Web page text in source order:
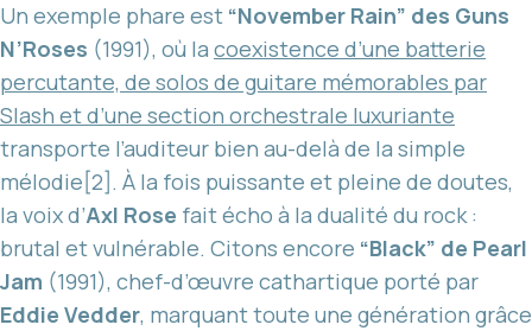
Un exemple phare est “November Rain” des Guns
N’Roses (1991), où la coexistence d’une batterie
percutante, de solos de guitare mémorables par
Slash et d’une section orchestrale luxuriante
transporte l’auditeur bien au-delà de la simple
mélodie[2]. À la fois puissante et pleine de doutes,
la voix d’Axl Rose fait écho à la dualité du rock :
brutal et vulnérable. Citons encore “Black” de Pearl
Jam (1991), chef-d’œuvre cathartique porté par
Eddie Vedder, marquant toute une génération grâce